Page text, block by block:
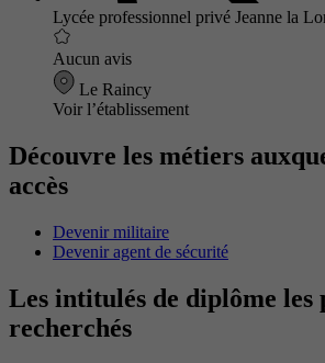
Lycée professionnel privé Jeanne la
Aucun avis
Le Raincy
Voir l’établissement
Découvre les métiers
accès
Devenir militaire
Devenir agent de sécurité
Les intitulés de diplôme les
recherchés